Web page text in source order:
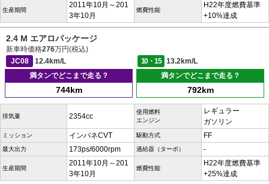
生産期間
2011年10月～201
3年10月
燃費性能
H22年度燃費基準
+10%達成
2.4 M エアロパッケージ
新車時価格276万円(税込)
JC08
12.4km/L 10・15
13.2km/L
満タンでどこまで走る？
744km
満タンでどこまで走る？
792km
排気量 2354cc
使用燃料
エンジン
レギュラー
ガソリン
ミッション インパネCVT 駆動方式 FF
最大出力 173ps/6000rpm 過給器（ターボ） -
生産期間
2011年10月～201
3年10月
燃費性能
H22年度燃費基準
+25%達成